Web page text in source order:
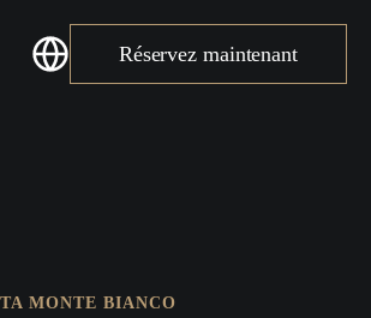
Réservez maintenant
MONTE BIANCO